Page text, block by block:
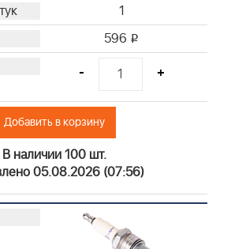
710267
710268
797704
797007
798513
1
596 i
- +
Добавить в корзину
В наличии 100 шт.
05.08.2026 (07:56)